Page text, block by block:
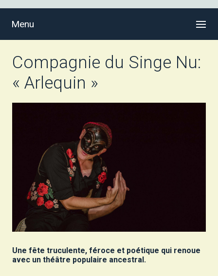
Menu
Compagnie du Singe Nu:
« Arlequin »
Une fête truculente, féroce et poétique qui renoue
avec un théâtre populaire ancestral.